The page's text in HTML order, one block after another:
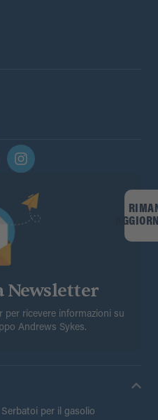
per ricevere informazioni su
Andrews Sykes.
Serbatoi per il gasolio